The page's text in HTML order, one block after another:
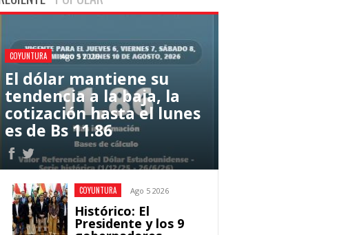
COYUNTURA Ago 5 2026
El dólar mantiene su
tendencia a la baja, la
cotización hasta el lunes
es de Bs 11.86
COYUNTURA Ago 5 2026
Histórico: El
Presidente y los 9